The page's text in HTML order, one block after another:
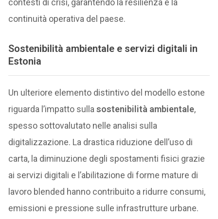
continuità operativa del paese.
Sostenibilità ambientale e servizi digitali in
Estonia
Un ulteriore elemento distintivo del modello estone
riguarda l’impatto sullasostenibilità ambientale,
spesso sottovalutato nelle analisi sulla
digitalizzazione. La drastica riduzione dell’uso di
carta, la diminuzione degli spostamenti fisici grazie
ai servizi digitali e l’abilitazione di forme mature di
lavoro blended hanno contribuito a ridurre consumi,
emissioni e pressione sulle infrastrutture urbane.